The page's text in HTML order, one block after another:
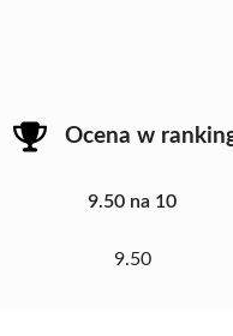
Ocena w
9.50 na 10
9.50